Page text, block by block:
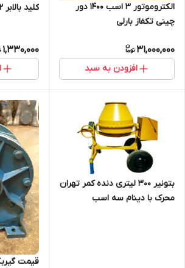
الکتروموتور 3 اسب 1400 دور
چینی تکفاز بارلی
31,000,000
افزودن به سبد
کلید بالابر 32 امپر پیام
1,330,000
بتونیر 300 لیتری دنده کمر تهران
محرک با دینام سه اسب
قیمت